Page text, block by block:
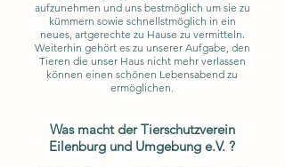
aufzunehmen und uns bestmöglich um sie zu
kümmern sowie schnellstmöglich in ein
neues, artgerechte zu Hause zu vermitteln.
Weiterhin gehört es zu unserer Aufgabe, den
Tieren die unser Haus nicht mehr verlassen
können einen schönen Lebensabend zu
ermöglichen.
Was macht der Tierschutzverein
Eilenburg und Umgebung e.V. ?